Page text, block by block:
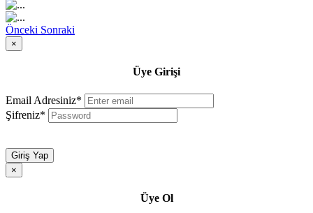
Önceki Sonraki
×
Üye Girişi
Email Adresiniz*
Şifreniz*
Giriş Yap
×
Üye Ol